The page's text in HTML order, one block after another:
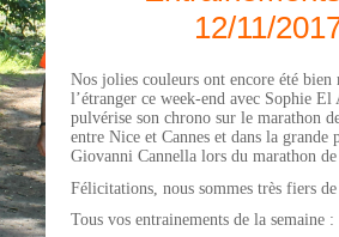
12/11/
Nos jolies couleurs ont encore été bien
l’étranger ce week-end avec Sophie El
pulvérise son chrono sur le marathon
entre Nice et Cannes et dans la grande
Giovanni Cannella lors du marathon
Félicitations , nous sommes très fiers
Tous vos entrainements de la semaine :